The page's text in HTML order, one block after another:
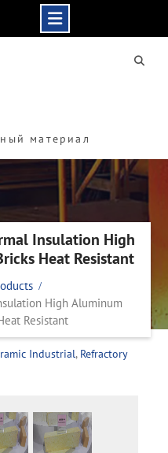
материал
Insulation High
Heat Resistant
High Aluminum
Resistant
Industrial, Refractory